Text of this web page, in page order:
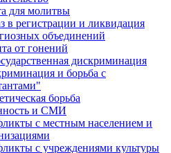
для молитвы
в регистрации и ликвидация
объединений
от гонений
дискриминация
и борьба с
борьба
и СМИ
с местным населением и
с учреждениями культуры